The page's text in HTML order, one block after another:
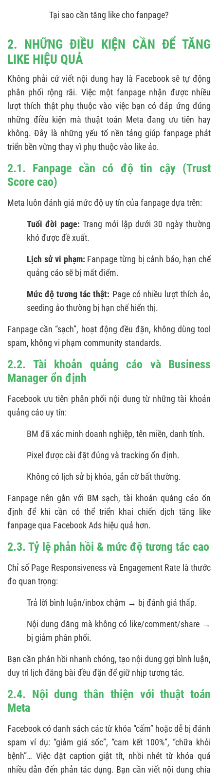
Tại sao cần tăng like cho fanpage?
2. NHỮNG ĐIỀU KIỆN CẦN ĐỂ TĂNG
LIKE HIỆU QUẢ
Không phải cứ viết nội dung hay là Facebook sẽ tự động
phân phối rộng rãi. Việc một fanpage nhận được nhiều
lượt thích thật phụ thuộc vào việc bạn có đáp ứng đúng
những điều kiện mà thuật toán Meta đang ưu tiên hay
không. Đây là những yếu tố nền tảng giúp fanpage phát
triển bền vững thay vì phụ thuộc vào like ảo.
2.1. Fanpage cần có độ tin cậy (Trust
Score cao)
Meta luôn đánh giá mức độ uy tín của fanpage dựa trên:
Tuổi đời page: Trang mới lập dưới 30 ngày thường
khó được đề xuất.
Lịch sử vi phạm: Fanpage từng bị cảnh báo, hạn chế
quảng cáo sẽ bị mất điểm.
Mức độ tương tác thật: Page có nhiều lượt thích ảo,
seeding ảo thường bị hạn chế hiển thị.
Fanpage cần “sạch”, hoạt động đều đặn, không dùng tool
spam, không vi phạm community standards.
2.2. Tài khoản quảng cáo và Business
Manager ổn định
Facebook ưu tiên phân phối nội dung từ những tài khoản
quảng cáo uy tín:
BM đã xác minh doanh nghiệp, tên miền, danh tính.
Pixel được cài đặt đúng và tracking ổn định.
Không có lịch sử bị khóa, gắn cờ bất thường.
Fanpage nên gắn với BM sạch, tài khoản quảng cáo ổn
định để khi cần có thể triển khai chiến dịch tăng like
fanpage qua Facebook Ads hiệu quả hơn.
2.3. Tỷ lệ phản hồi & mức độ tương tác cao
Chỉ số Page Responsiveness và Engagement Rate là thước
đo quan trọng:
Trả lời bình luận/inbox chậm → bị đánh giá thấp.
Nội dung đăng mà không có like/comment/share →
bị giảm phân phối.
Bạn cần phản hồi nhanh chóng, tạo nội dung gợi bình luận,
duy trì lịch đăng bài đều đặn để giữ nhịp tương tác.
2.4. Nội dung thân thiện với thuật toán
Meta
Facebook có danh sách các từ khóa “cấm” hoặc dễ bị đánh
spam ví dụ: “giảm giá sốc”, “cam kết 100%”, “chữa khỏi
bệnh”… Việc đặt caption giật tít, nhồi nhét từ khóa quá
nhiều dẫn đến phản tác dụng. Bạn cần viết nội dung chia